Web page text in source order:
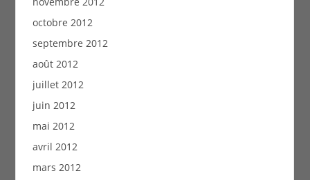
octobre 2012
septembre 2012
août 2012
juillet 2012
juin 2012
mai 2012
avril 2012
mars 2012